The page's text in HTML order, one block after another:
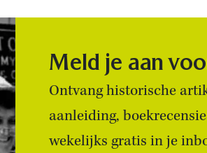
Meld je aan
Ontvang historische
aanleiding,
wekelijks gratis in je